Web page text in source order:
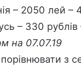
– 2050 лей –
– 330
на 07.07.19
з